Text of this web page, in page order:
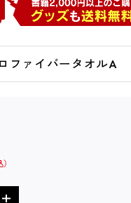
ファイバータオルA